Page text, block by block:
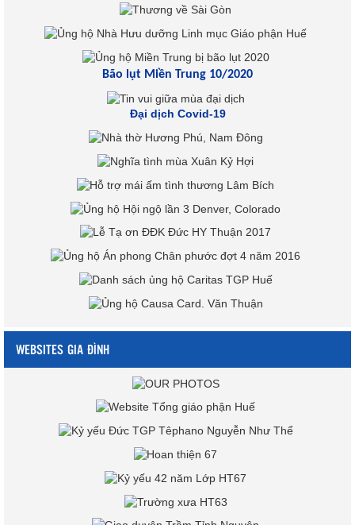
Bão lụt Miền Trung 10/2020
Đại dịch Covid-19
WEBSITES GIA ĐÌNH